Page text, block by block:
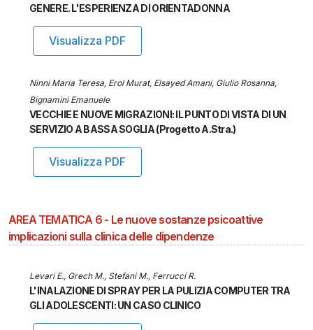
GENERE. L'ESPERIENZA DI ORIENTADONNA
Visualizza PDF
Ninni Maria Teresa, Erol Murat, Elsayed Amani, Giulio Rosanna,
Bignamini Emanuele
VECCHIE E NUOVE MIGRAZIONI: IL PUNTO DI VISTA DI UN
SERVIZIO A BASSA SOGLIA (Progetto A.Stra.)
Visualizza PDF
AREA TEMATICA 6 - Le nuove sostanze psicoattive
implicazioni sulla clinica delle dipendenze
Levari E., Grech M., Stefani M., Ferrucci R.
L'INALAZIONE DI SPRAY PER LA PULIZIA COMPUTER TRA
GLI ADOLESCENTI: UN CASO CLINICO